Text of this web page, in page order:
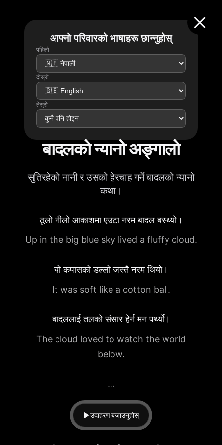
आफ्नो परिवारको भाषाहरू छान्नुहोस्
पहिलो
दोस्रो
तेस्रो
बादलको न्यानो अङ्गालो
सुतिरहेको नानी र उसको हेरचाह गर्ने बादलको न्यानो
कथा।
ठूलो नीलो आकाशमा एउटा नरम बादल बस्थ्यो।
Up in the big blue sky lived a fluffy cloud.
यो कपासको डल्लो जस्तै नरम थियो।
It was soft like a cotton ball.
बादललाई तलको संसार हेर्न मन पर्थ्यो।
The cloud loved to watch the world
below.
...
उदाहरण बजाउनुहोस्